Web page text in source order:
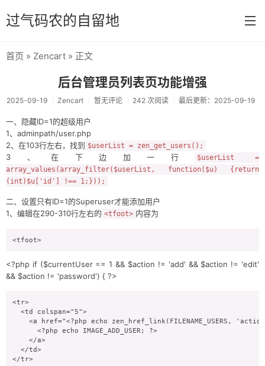
过气码农的自留地
分类
Zencart
Documents
首页 » Zencart » 正文
后台管理员列表页功能增强
2025-09-19 Zencart 暂无评论 242 次阅读 最后更新： 2025-09-19
一、隐藏ID=1的超级用户
1、adminpath/user.php
2、在103行左右，找到 $userList = zen_get_users();
3、在下边加一行
$userList =
array_values(array_filter($userList, function($u) {return
(int)$u['id'] !== 1;}));
二、设置只有ID=1的Superuser才能添加用户
1、编辑在290-310行左右的 <tfoot> 内容为
<tfoot>
<?php if ($currentUser == 1 && $action != 'add' && $action != 'edit'
&& $action != 'password') { ?>
<tr>
  <td colspan="5">
<a href="<?php echo zen_href_link(FILENAME_USERS,
      <?php echo IMAGE_ADD_USER; ?>
    </a>
  </td>
</tr>